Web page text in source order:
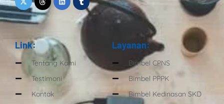
Link:
Tentang Kami
Testimoni
Kontak
Layanan:
Bimbel CPNS
Bimbel PPPK
Bimbel Kedinasan SKD